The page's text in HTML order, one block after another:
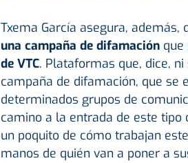
Txema García asegura,
una campaña de difamaciónque
de VTC. Plataformas que, dice,
campaña de difamación, que se
determinados grupos de
camino a la entrada de este
un poquito de cómo trabajan
manos de quién van a poner a